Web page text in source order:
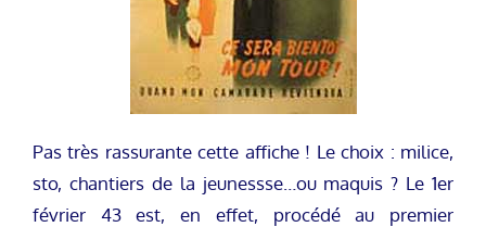
Pas très rassurante cette affiche ! Le choix : milice,
sto, chantiers de la jeunessse…ou maquis ? Le 1er
février 43 est, en effet, procédé au premier